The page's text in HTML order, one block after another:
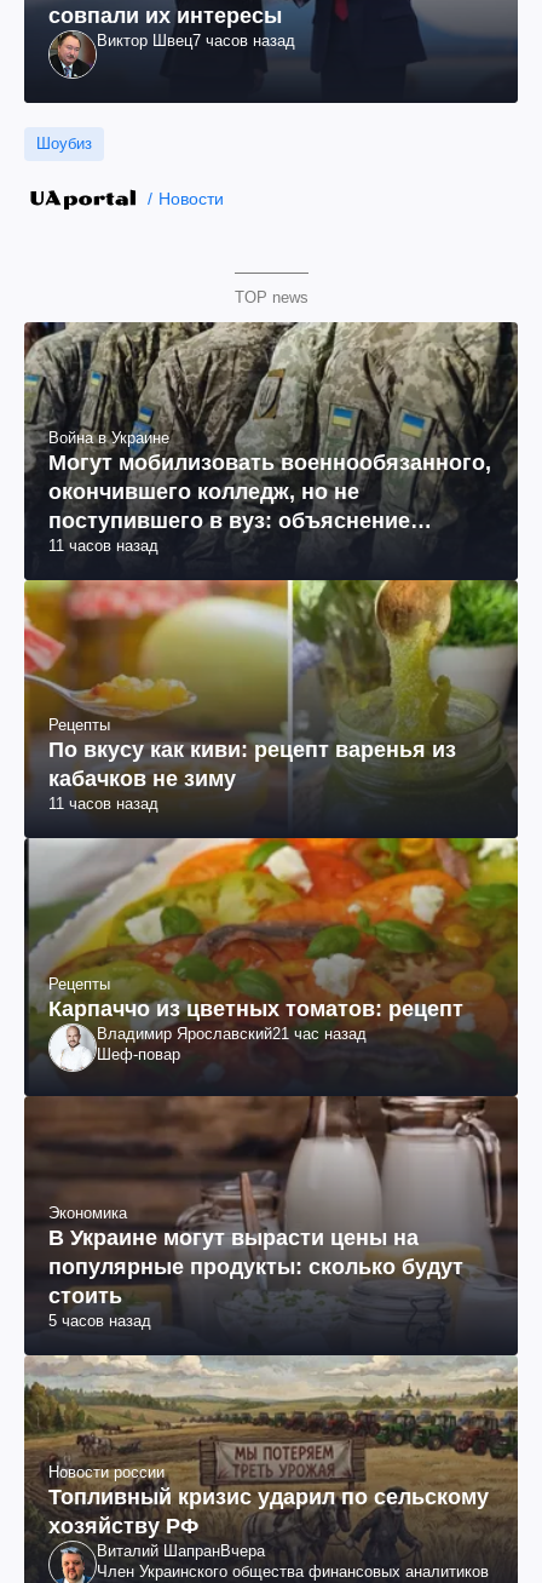
совпали их интересы
Виктор Швец7 часов назад
Шоубиз
Новости
TOP news
Война в Украине
Могут мобилизовать военнообязанного,
окончившего колледж, но не
поступившего в вуз: объяснение
юриста
11 часов назад
Рецепты
По вкусу как киви: рецепт варенья из
кабачков не зиму
11 часов назад
Рецепты
Карпаччо из цветных томатов: рецепт
Владимир Ярославский21 час назад
Шеф-повар
Экономика
В Украине могут вырасти цены на
популярные продукты: сколько будут
стоить
5 часов назад
Новости россии
Топливный кризис ударил по сельскому
хозяйству РФ
Виталий ШапранВчера
Член Украинского общества финансовых аналитиков